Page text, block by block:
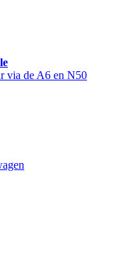
via de A6 en N50